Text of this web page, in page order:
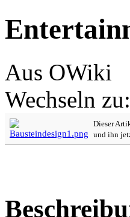
Aus OWiki
Wechseln zu:
Dieser
und ihn